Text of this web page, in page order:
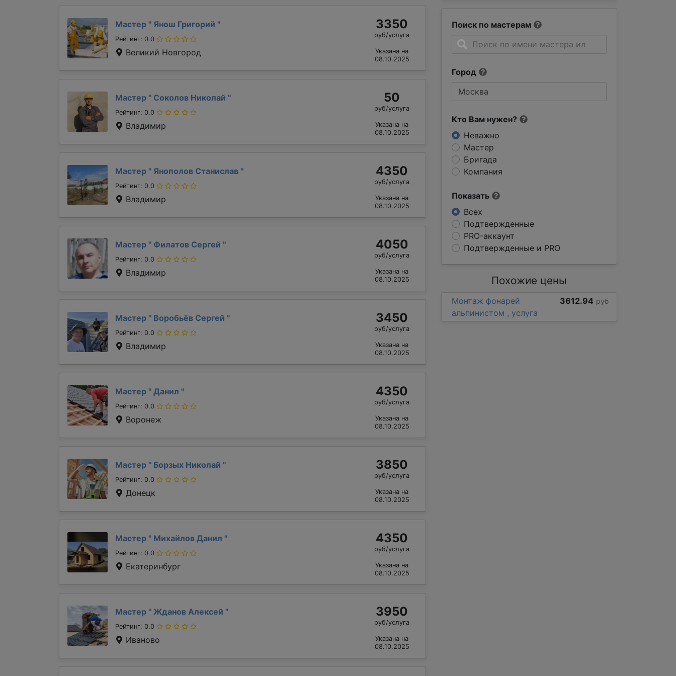
Поиск по мастерам
Город
Кто Вам нужен?
Неважно
Мастер
Бригада
Компания
Показать
Всех
Подтвержденные
PRO-аккаунт
Подтвержденные и PRO
Мастер " Янош Григорий "
Рейтинг: 0.0
Великий Новгород
3350
руб/услуга
Указана на
08.10.2025
Мастер " Соколов Николай "
Рейтинг: 0.0
Владимир
50
руб/услуга
Указана на
08.10.2025
Мастер " Янополов Станислав "
Рейтинг: 0.0
Владимир
4350
руб/услуга
Указана на
08.10.2025
Мастер " Филатов Сергей "
Рейтинг: 0.0
Владимир
4050
руб/услуга
Указана на
08.10.2025
Мастер " Воробьёв Сергей "
Рейтинг: 0.0
Владимир
3450
руб/услуга
Указана на
08.10.2025
Мастер " Данил "
Рейтинг: 0.0
Воронеж
4350
руб/услуга
Указана на
08.10.2025
Мастер " Борзых Николай "
Рейтинг: 0.0
Донецк
3850
руб/услуга
Указана на
08.10.2025
Мастер " Михайлов Данил "
Рейтинг: 0.0
Екатеринбург
4350
руб/услуга
Указана на
08.10.2025
Мастер " Жданов Алексей "
Рейтинг: 0.0
Иваново
3950
руб/услуга
Указана на
08.10.2025
Похожие цены
Монтаж фонарей
альпинистом , услуга
3612.94 руб